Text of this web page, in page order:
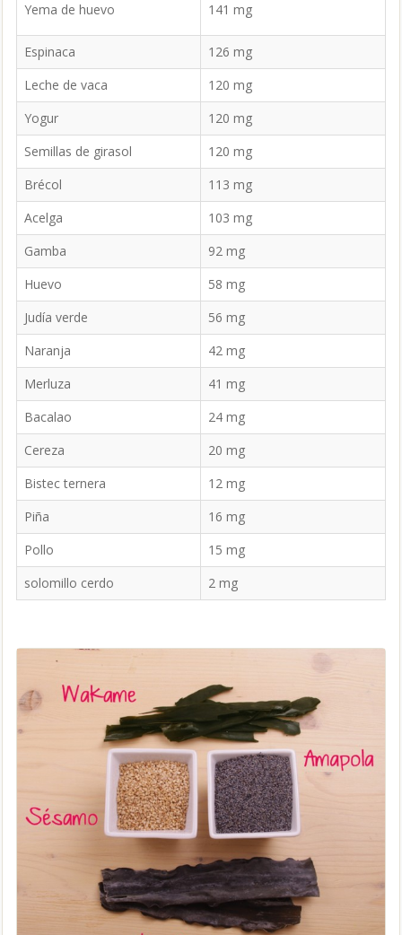
Yema de huevo 141 mg
Espinaca
126 mg
Leche de vaca
120 mg
Yogur
120 mg
Semillas de girasol
120 mg
Brécol
113 mg
Acelga
103 mg
Gamba
92 mg
Huevo
58 mg
Judía verde
56 mg
Naranja
42 mg
Merluza
41 mg
Bacalao
24 mg
Cereza
20 mg
Bistec ternera
12 mg
Piña
16 mg
Pollo
15 mg
solomillo cerdo
2 mg